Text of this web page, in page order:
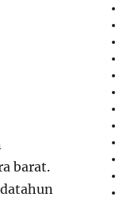
barat.